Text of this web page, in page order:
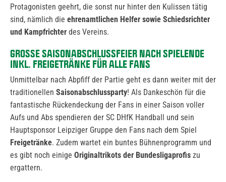
Protagonisten geehrt, die sonst nur hinter den Kulissen tätig
sind, nämlich die ehrenamtlichen Helfer sowie Schiedsrichter
und Kampfrichter des Vereins.
GROSSE SAISONABSCHLUSSFEIER NACH SPIELENDE I
NKL. FREIGETRÄNKE FÜR ALLE FANS
Unmittelbar nach Abpfiff der Partie geht es dann weiter mit der
traditionellen Saisonabschlussparty! Als Dankeschön für die
fantastische Rückendeckung der Fans in einer Saison voller
Aufs und Abs spendieren der SC DHfK Handball und sein
Hauptsponsor Leipziger Gruppe den Fans nach dem Spiel
Freigetränke. Zudem wartet ein buntes Bühnenprogramm und
es gibt noch einige Originaltrikots der Bundesligaprofis zu
ergattern.